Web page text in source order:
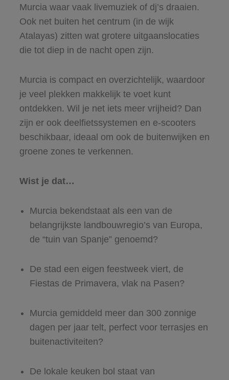
Murcia waar vaak livemuziek of dj’s draaien.
Ook net buiten het centrum (in de wijk
Atalayas) zitten wat grotere uitgaanslocaties
die tot diep in de nacht open zijn.
Murcia is compact en overzichtelijk, waardoor
je veel plekken makkelijk te voet kunt
ontdekken. Wil je net iets meer vrijheid? Dan
zijn er ook deelfietssystemen en e-scooters
beschikbaar, ideaal om ook de buitenwijken en
groene zones te verkennen.
Wist je dat…
Murcia bekendstaat als een van de
belangrijkste landbouwregio’s van Europa,
de “tuin van Spanje” genoemd?
De stad een eigen feestweek viert, de
Fiestas de Primavera, vlak na Pasen?
Murcia gemiddeld meer dan 300 zonnige
dagen per jaar telt, perfect voor terrasjes en
buitenactiviteiten?
De lokale keuken bol staat van